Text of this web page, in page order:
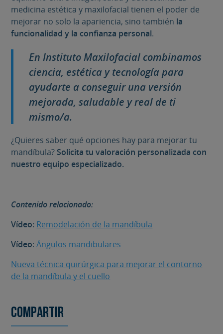
medicina estética y maxilofacial tienen el poder de
mejorar no solo la apariencia, sino también la
funcionalidad y la confianza personal.
En Instituto Maxilofacial combinamos
ciencia, estética y tecnología para
ayudarte a conseguir una versión
mejorada, saludable y real de ti
mismo/a.
¿Quieres saber qué opciones hay para mejorar tu
mandíbula? Solicita tu valoración personalizada con
nuestro equipo especializado.
Contenido relacionado:
Vídeo: Remodelación de la mandíbula
Vídeo:Ángulos mandibulares
Nueva técnica quirúrgica para mejorar el contorno
de la mandíbula y el cuello
Compartir